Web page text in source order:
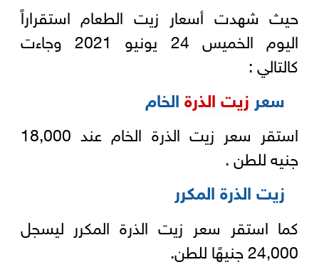
حيث شهدت أسعار زيت الطعام استقراراً
اليوم الخميس 24 يونيو 2021 وجاءت
كالتالي :
سعر زيت الذرةالخام
استقر سعر زيت الذرة الخام عند 18,000
جنيه للطن .
زيت الذرة المكرر
كما استقر سعر زيت الذرة المكرر ليسجل
24,000 جنيهًا للطن.